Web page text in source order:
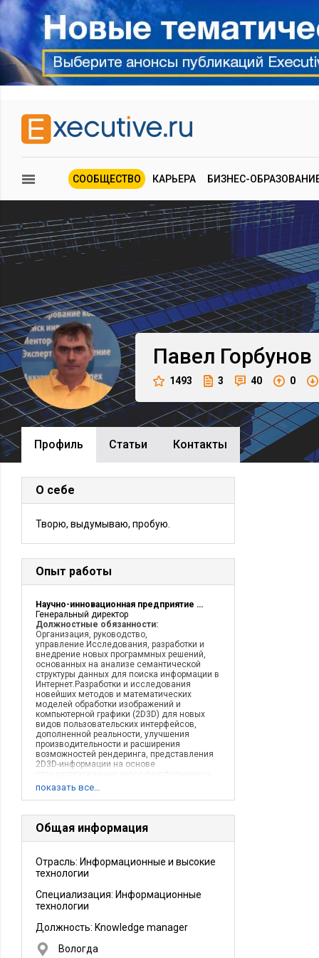
СООБЩЕСТВО КАРЬЕРА БИЗНЕС-
Павел Горбунов
1493 3 40 0
Профиль Cтатьи Контакты
О себе
Творю, выдумываю, пробую.
Опыт работы
Научно-инновационная предприятие Адрэм
Генеральный директор
Должностные обязанности:
Организация, руководство,
управление.Исследования, разработки и
внедрение новых программных решений,
основанных на анализе семантической
структуры данных для поиска информации в
Интернет.Разработки и исследования
новейших методов и математических
моделей обработки изображений и
компьютерной графики (2D3D) для новых
видов пользовательских интерфейсов,
дополненной реальности, улучшения
производительности и расширения
возможностей рендеринга, представления
2D3D-информации на основе
решений.Разработка алгоритмов и
информации из естественной речи и
использования в широком спектре новых
программных приложений в том числе и для
мобильных устройств перспективных
приложений для поиска и смысловой
идентификации аудио-информации в сети
кросс-платформенных приложений для
смартфонов и планшетных устройств,
улучшающих совместную работу широкой
аудитории пользователей. Создание
облачных платформ для разработки новых
мобильных приложений.Разработки и
показать все…
Общая информация
Отрасль: Информационные и высокие
технологии
Специализация: Информационные
технологии
Должность: Knowledge manager
Вологда